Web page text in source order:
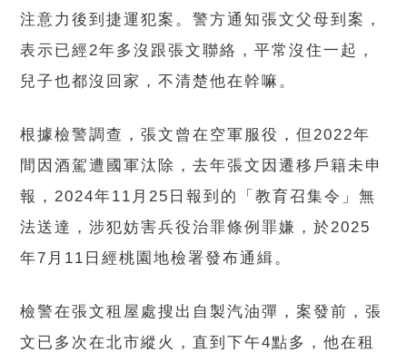
注意力後到捷運犯案。警方通知張文父母到案，
表示已經2年多沒跟張文聯絡，平常沒住一起，
兒子也都沒回家，不清楚他在幹嘛。
根據檢警調查，張文曾在空軍服役，但2022年
間因酒駕遭國軍汰除，去年張文因遷移戶籍未申
報，2024年11月25日報到的「教育召集令」無
法送達，涉犯妨害兵役治罪條例罪嫌，於2025
年7月11日經桃園地檢署發布通緝。
檢警在張文租屋處搜出自製汽油彈，案發前，張
文已多次在北市縱火，直到下午4點多，他在租